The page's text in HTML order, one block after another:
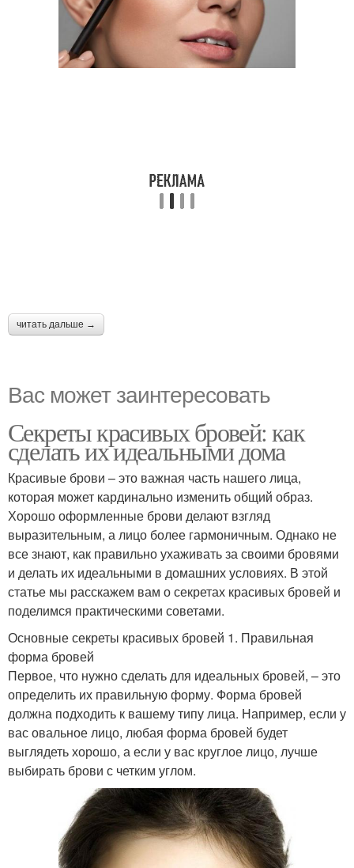
читать дальше →
Вас может заинтересовать
Секреты красивых бровей: как
сделать их идеальными дома
Красивые брови – это важная часть нашего лица,
которая может кардинально изменить общий образ.
Хорошо оформленные брови делают взгляд
выразительным, а лицо более гармоничным. Однако не
все знают, как правильно ухаживать за своими бровями
и делать их идеальными в домашних условиях. В этой
статье мы расскажем вам о секретах красивых бровей и
поделимся практическими советами.
Основные секреты красивых бровей 1. Правильная
форма бровей
Первое, что нужно сделать для идеальных бровей, – это
определить их правильную форму. Форма бровей
должна подходить к вашему типу лица. Например, если у
вас овальное лицо, любая форма бровей будет
выглядеть хорошо, а если у вас круглое лицо, лучше
выбирать брови с четким углом.